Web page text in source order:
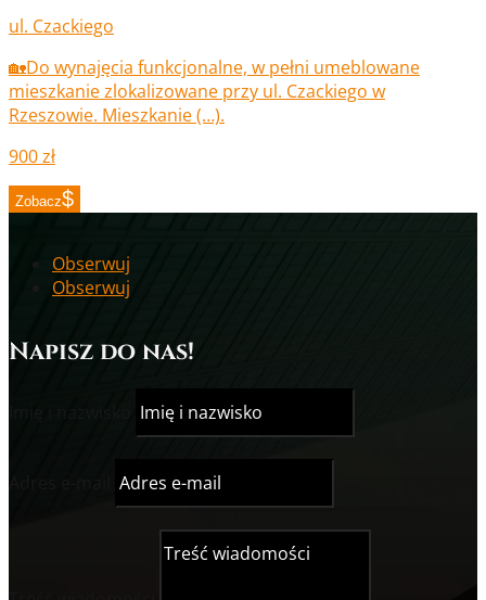
ul. Czackiego
🏡Do wynajęcia funkcjonalne, w pełni umeblowane
mieszkanie zlokalizowane przy ul. Czackiego w
Rzeszowie. Mieszkanie (…).
900 zł
Zobacz
Obserwuj
Obserwuj
Napisz do nas!